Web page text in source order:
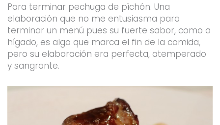
Para terminar pechuga de pìchón. Una
elaboración que no me entusiasma para
terminar un menú pues su fuerte sabor, como a
hígado, es algo que marca el fin de la comida,
pero su elaboración era perfecta, atemperado
y sangrante.